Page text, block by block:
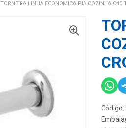
TORNEIRA LINHA ECONOMICA PIA COZINHA
Código: